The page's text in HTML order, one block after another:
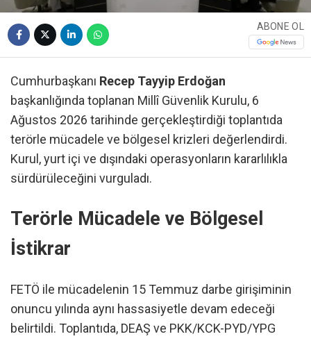
ABONE OL
Cumhurbaşkanı Recep Tayyip Erdoğan
başkanlığında toplanan Millî Güvenlik Kurulu, 6
Ağustos 2026 tarihinde gerçekleştirdiği toplantıda
terörle mücadele ve bölgesel krizleri değerlendirdi.
Kurul, yurt içi ve dışındaki operasyonların kararlılıkla
sürdürüleceğini vurguladı.
Terörle Mücadele ve Bölgesel
İstikrar
FETÖ ile mücadelenin 15 Temmuz darbe girişiminin
onuncu yılında aynı hassasiyetle devam edeceği
belirtildi. Toplantıda, DEAŞ ve PKK/KCK-PYD/YPG